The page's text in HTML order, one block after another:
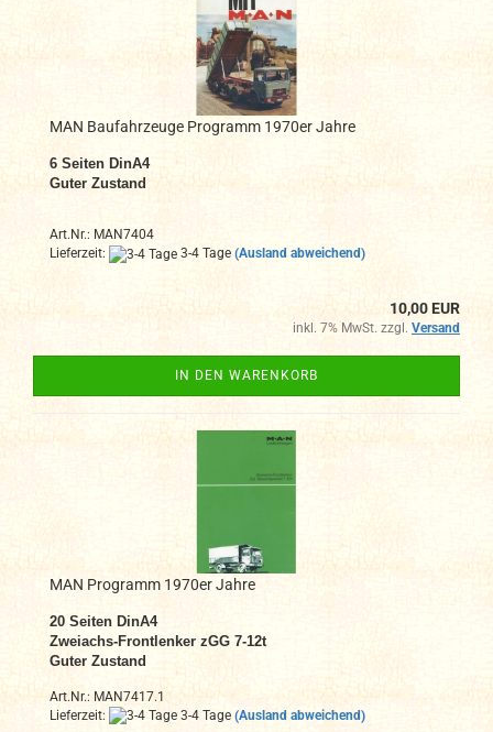
MAN Baufahrzeuge Programm 1970er Jahre
6 Seiten DinA4
Guter Zustand
Art.Nr.: MAN7404
Lieferzeit:
3-4 Tage (Ausland abweichend)
10,00 EUR
inkl. 7% MwSt. zzgl. Versand
IN DEN WARENKORB
MAN Programm 1970er Jahre
20 Seiten DinA4
Zweiachs-Frontlenker zGG 7-12t
Guter Zustand
Art.Nr.: MAN7417.1
Lieferzeit:
3-4 Tage (Ausland abweichend)